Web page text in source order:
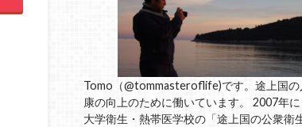
Tomo（@tommasteroflife)です。途上国の
康の向上のために働いています。 2007年
大学衛生・熱帯医学校の「途上国の公衆衛